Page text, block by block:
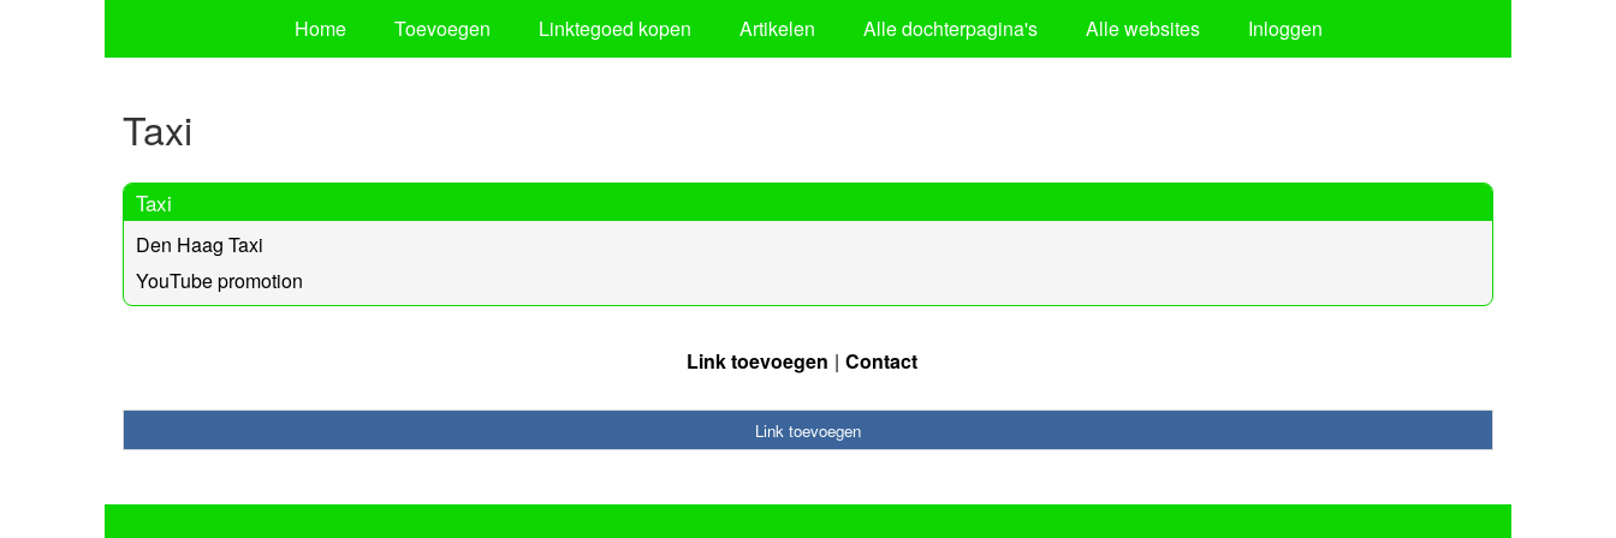
Home Toevoegen Linktegoed kopen Artikelen Alle dochterpagina's Alle websites Inloggen
Taxi
Taxi
Den Haag Taxi
YouTube promotion
Link toevoegen Contact
Link toevoegen